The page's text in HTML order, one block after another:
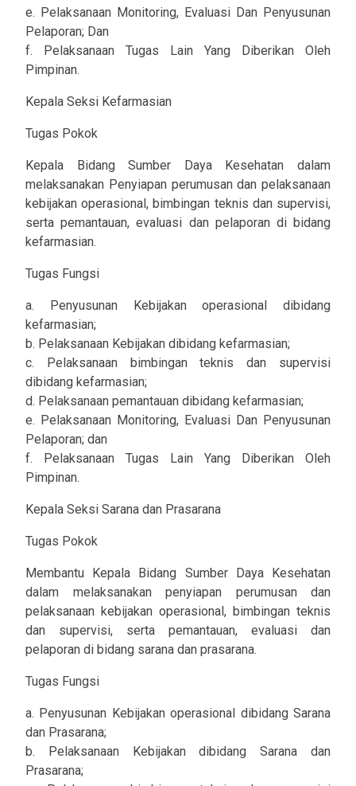
e. Pelaksanaan Monitoring, Evaluasi Dan Penyusunan
Pelaporan; Dan
f. Pelaksanaan Tugas Lain Yang Diberikan Oleh
Pimpinan.
Kepala Seksi Kefarmasian
Tugas Pokok
Kepala Bidang Sumber Daya Kesehatan dalam
melaksanakan Penyiapan perumusan dan pelaksanaan
kebijakan operasional, bimbingan teknis dan supervisi,
serta pemantauan, evaluasi dan pelaporan di bidang
kefarmasian.
Tugas Fungsi
a. Penyusunan Kebijakan operasional dibidang
kefarmasian;
b. Pelaksanaan Kebijakan dibidang kefarmasian;
c. Pelaksanaan bimbingan teknis dan supervisi
dibidang kefarmasian;
d. Pelaksanaan pemantauan dibidang kefarmasian;
e. Pelaksanaan Monitoring, Evaluasi Dan Penyusunan
Pelaporan; dan
f. Pelaksanaan Tugas Lain Yang Diberikan Oleh
Pimpinan.
Kepala Seksi Sarana dan Prasarana
Tugas Pokok
Membantu Kepala Bidang Sumber Daya Kesehatan
dalam melaksanakan penyiapan perumusan dan
pelaksanaan kebijakan operasional, bimbingan teknis
dan supervisi, serta pemantauan, evaluasi dan
pelaporan di bidang sarana dan prasarana.
Tugas Fungsi
a. Penyusunan Kebijakan operasional dibidang Sarana
dan Prasarana;
b. Pelaksanaan Kebijakan dibidang Sarana dan
Prasarana;